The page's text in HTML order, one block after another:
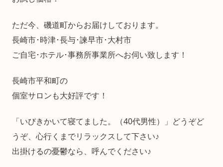
ただ今、磯道町からお届けしております。
長崎市･時津･長与･諫早市･大村市
ご自宅･ホテル･事務所事業所へお伺い致します！
長崎市平和町の
個室サロンも大好評です！
「いびきかいて寝てました。（40代男性）」どうぞど
うぞ、心行くまでリラックスして下さい♪
出掛けるの憂鬱なら、呼んでください♪